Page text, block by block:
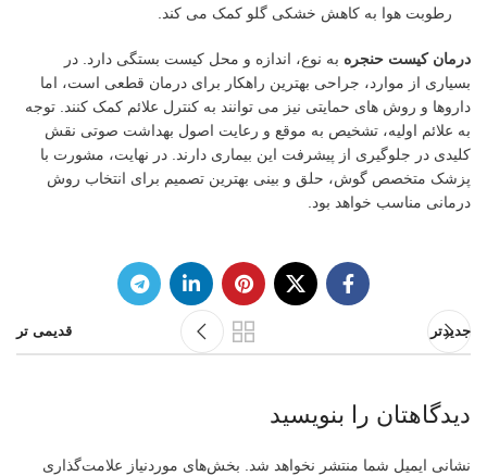
رطوبت هوا به کاهش خشکی گلو کمک می کند.
درمان کیست حنجره به نوع، اندازه و محل کیست بستگی دارد. در
بسیاری از موارد، جراحی بهترین راهکار برای درمان قطعی است، اما
داروها و روش های حمایتی نیز می توانند به کنترل علائم کمک کنند. توجه
به علائم اولیه، تشخیص به موقع و رعایت اصول بهداشت صوتی نقش
کلیدی در جلوگیری از پیشرفت این بیماری دارند. در نهایت، مشورت با
پزشک متخصص گوش، حلق و بینی بهترین تصمیم برای انتخاب روش
درمانی مناسب خواهد بود.
جدیدتر قدیمی تر
دیدگاهتان را بنویسید
نشانی ایمیل شما منتشر نخواهد شد.
بخش‌های موردنیاز علامت‌گذاری